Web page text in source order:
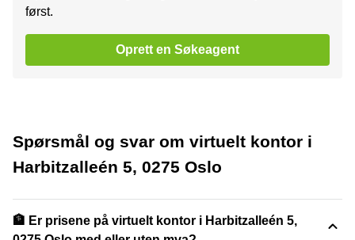
først.
Oprett en Søkeagent
Spørsmål og svar om virtuelt kontor i
Harbitzalleén 5, 0275 Oslo
🏦 Er prisene på virtuelt kontor i Harbitzalleén 5,